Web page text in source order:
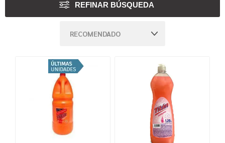
REFINAR BÚSQUEDA